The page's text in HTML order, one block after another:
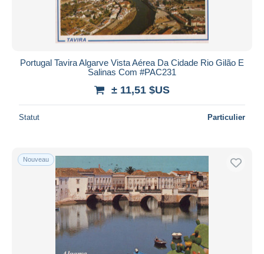
Portugal Tavira Algarve Vista Aérea Da Cidade Rio Gilão E
Salinas Com #PAC231
± 11,51 $US
Statut Particulier
Nouveau